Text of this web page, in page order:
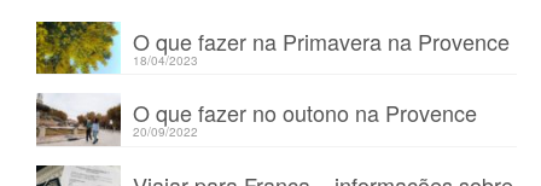
O que fazer na Primavera na Provence
18/04/2023
O que fazer no outono na Provence
20/09/2022